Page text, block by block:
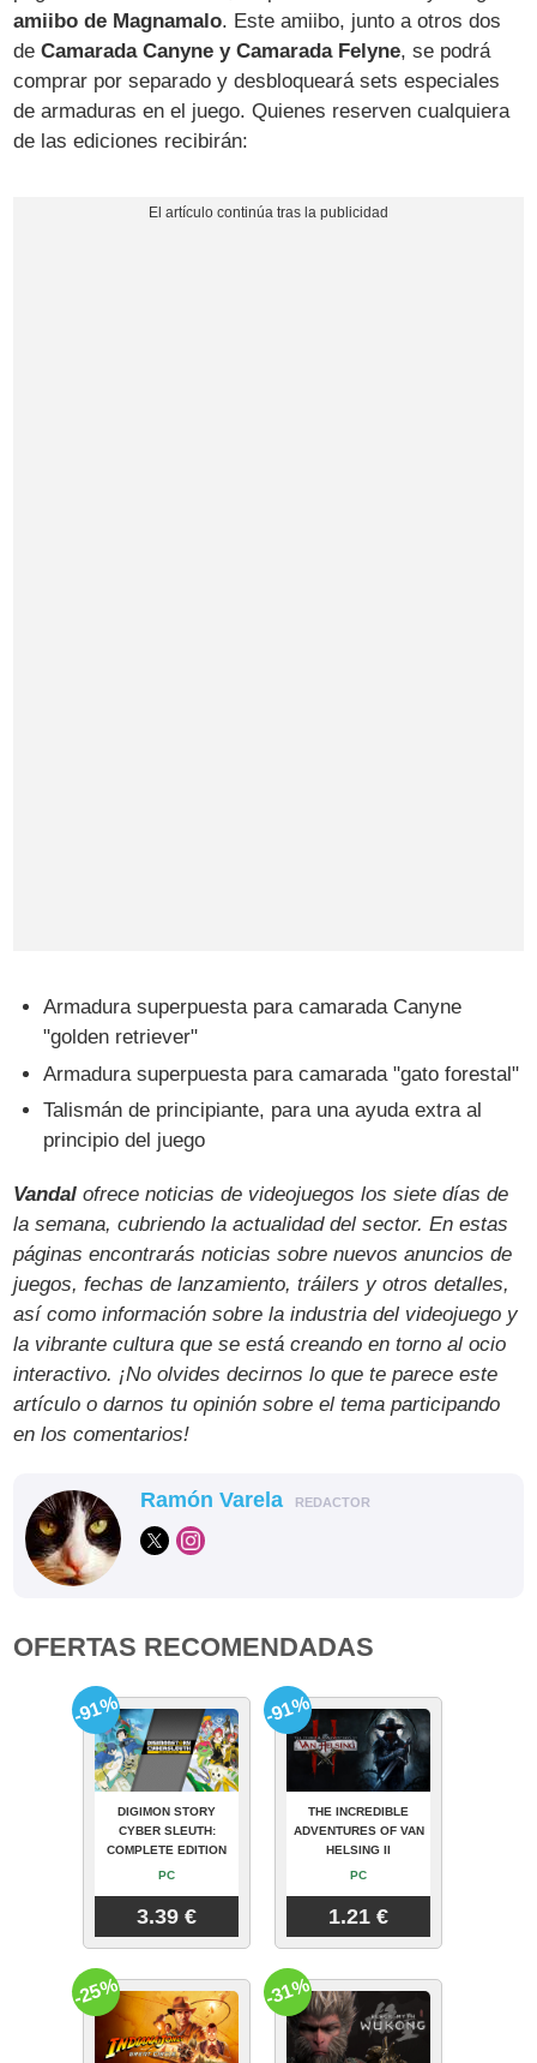
amiibo de Magnamalo. Este amiibo, junto a otros dos
deCamarada Canyne y Camarada Felyne, se podrá
comprar por separado y desbloqueará sets especiales
de armaduras en el juego. Quienes reserven cualquiera
de las ediciones recibirán:
Armadura superpuesta para camarada Canyne
"golden retriever"
Armadura superpuesta para camarada "gato forestal"
Talismán de principiante, para una ayuda extra al
principio del juego
Vandal ofrece noticias de videojuegos los siete días de
la semana, cubriendo la actualidad del sector. En estas
páginas encontrarás noticias sobre nuevos anuncios de
juegos, fechas de lanzamiento, tráilers y otros detalles,
así como información sobre la industria del videojuego y
la vibrante cultura que se está creando en torno al ocio
interactivo. ¡No olvides decirnos lo que te parece este
artículo o darnos tu opinión sobre el tema participando
en los comentarios!
Ramón Varela REDACTOR
OFERTAS RECOMENDADAS
DIGIMON STORY
CYBER SLEUTH:
COMPLETE EDITION
PC
3.39 €
-91%
THE INCREDIBLE
ADVENTURES OF VAN
HELSING II
PC
1.21 €
-91%
-25% -31%